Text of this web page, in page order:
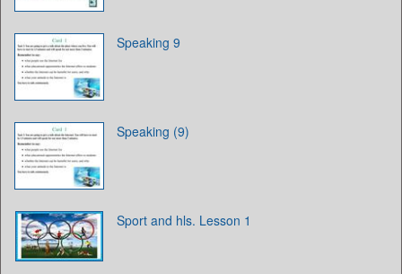
Speaking 9
Speaking (9)
Sport and hls. Lesson 1